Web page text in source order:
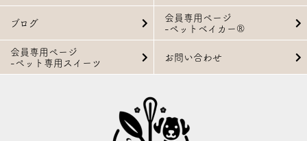
ブログ
会員専用ページ
-ペットベイカー®
会員専用ページ
-ペット専用スイーツ
お問い合わせ